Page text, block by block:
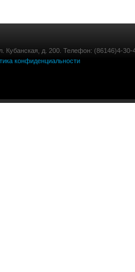
Кубанская, д. 200. Телефон: (86146)4-30-
конфиденциальности